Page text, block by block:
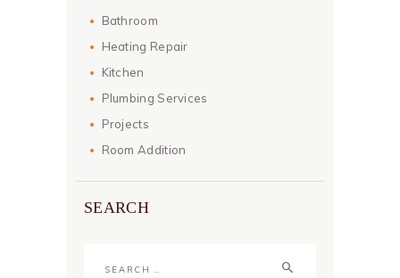
Bathroom
Heating Repair
Kitchen
Plumbing Services
Projects
Room Addition
SEARCH